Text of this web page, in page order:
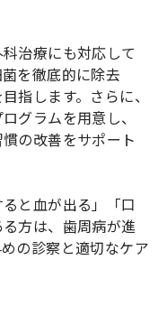
治療にも対応して
を徹底的に除去
指します。さらに、
グラムを用意し、
の改善をサポート
と血が出る」「口
方は、歯周病が進
の診察と適切なケア